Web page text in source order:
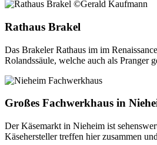
Rathaus Brakel
Das Brakeler Rathaus im im
Rolandssäule, welche auch als Pranger
Großes Fachwerkhaus in
Der Käsemarkt in Nieheim ist
Käsehersteller treffen hier zusammen